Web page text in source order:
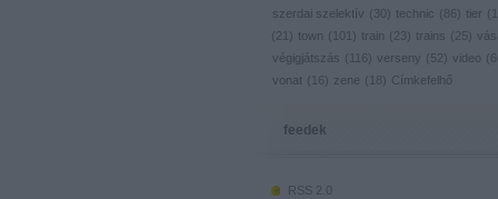
szerdai szelektív ( 30) technic ( 86 ) tier (
( 21 ) town ( 101 ) train ( 23) trains ( 25)
végigjátszás ( 116 ) verseny ( 52) video (
vonat ( 16 ) zene ( 18 ) Címkefelhő
feedek
RSS 2.0